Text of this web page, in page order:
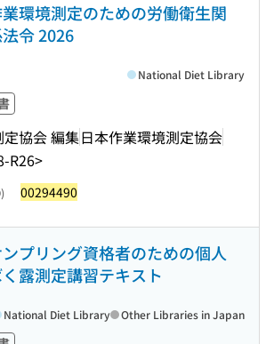
環境測定のための労働衛生関
令 2026
協会 編集日本作業環境測定協会
R26>
National Diet Library
00294490
プリング資格者のための個人
露測定講習テキスト
National Diet Library Other Libraries in Japan